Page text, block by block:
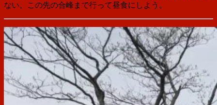
ない。この先の合峰まで行って昼食にしよう。